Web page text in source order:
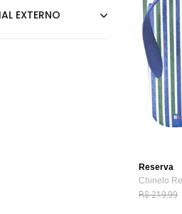
Reserva
R$ 219,99